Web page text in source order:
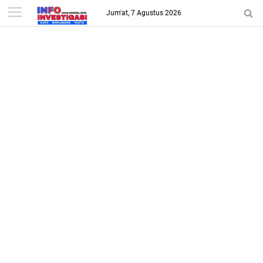
-->
Jum'at, 7 Agustus 2026